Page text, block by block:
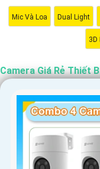
của sản phẩm trước
phẩm chính hãng và
Mic Và Loa Dual Light
3D
Camera Giá Rẻ Thiết